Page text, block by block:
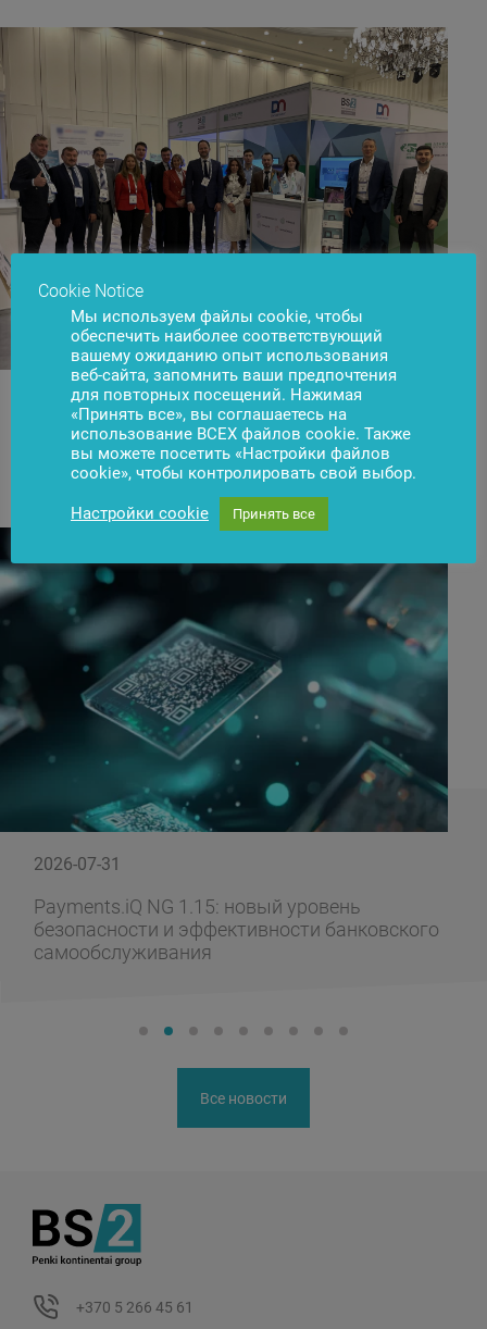
Новости Подписаться
2026-07-31
Payments.iQ NG 1.15: новый уровень
безопасности и эффективности банковского
самообслуживания
Все новости
+370 5 266 45 61
Cookie Notice
Мы используем файлы cookie, чтобы
обеспечить наиболее соответствующий
вашему ожиданию опыт использования
веб-сайта, запомнить ваши предпочтения
для повторных посещений. Нажимая
«Принять все», вы соглашаетесь на
использование ВСЕХ файлов cookie. Также
вы можете посетить «Настройки файлов
cookie», чтобы контролировать свой выбор.
Настройки cookie Принять все